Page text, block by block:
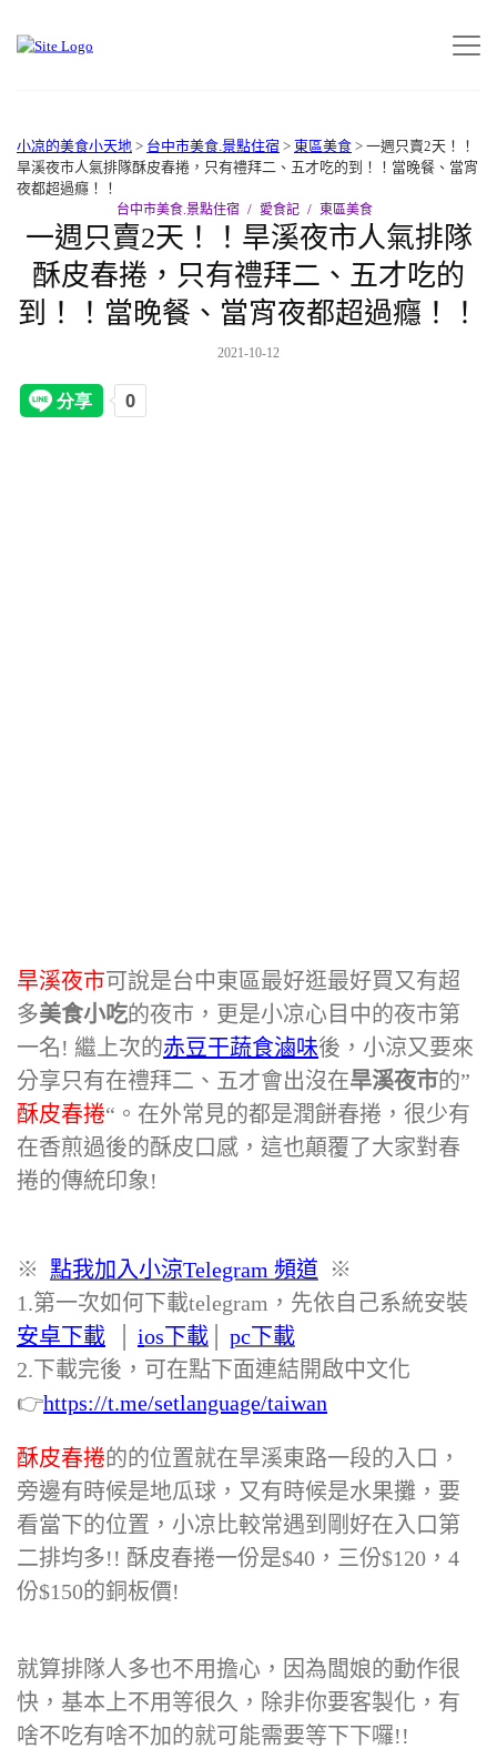
小凉的美食小天地 > 台中市美食.景點住宿 > 東區美食 > 一週只賣2天！！
旱溪夜市人氣排隊酥皮春捲，只有禮拜二、五才吃的到！！當晚餐、當宵
夜都超過癮！！
台中市美食.景點住宿 愛食記 東區美食
一週只賣2天！！旱溪夜市人氣排隊
酥皮春捲，只有禮拜二、五才吃的
到！！當晚餐、當宵夜都超過癮！！
2021-10-12
旱溪夜市可說是台中東區最好逛最好買又有超
多美食小吃的夜市，更是小凉心目中的夜市第
一名! 繼上次的赤豆干蔬食滷味後，小涼又要來
分享只有在禮拜二、五才會出沒在旱溪夜市的”
酥皮春捲“。在外常見的都是潤餅春捲，很少有
在香煎過後的酥皮口感，這也顛覆了大家對春
捲的傳統印象!
※ 點我加入小涼Telegram 頻道 ※
1.第一次如何下載telegram，先依自己系統安裝
安卓下載
ios下載
pc下載
2.下載完後，可在點下面連結開啟中文化
👉https://t.me/setlanguage/taiwan
酥皮春捲的的位置就在旱溪東路一段的入口，
旁邊有時候是地瓜球，又有時候是水果攤，要
看當下的位置，小凉比較常遇到剛好在入口第
二排均多!! 酥皮春捲一份是$40，三份$120，4
份$150的銅板價!
就算排隊人多也不用擔心，因為闆娘的動作很
快，基本上不用等很久，除非你要客製化，有
啥不吃有啥不加的就可能需要等下下囉!!